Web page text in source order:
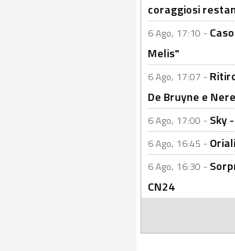
coraggiosi
6 Ago, 17:10 -
Melis"
6 Ago, 17:07 -
De Bruyne e
6 Ago, 17:00 - Sky
6 Ago, 16:45 -
6 Ago, 16:30 -
CN24